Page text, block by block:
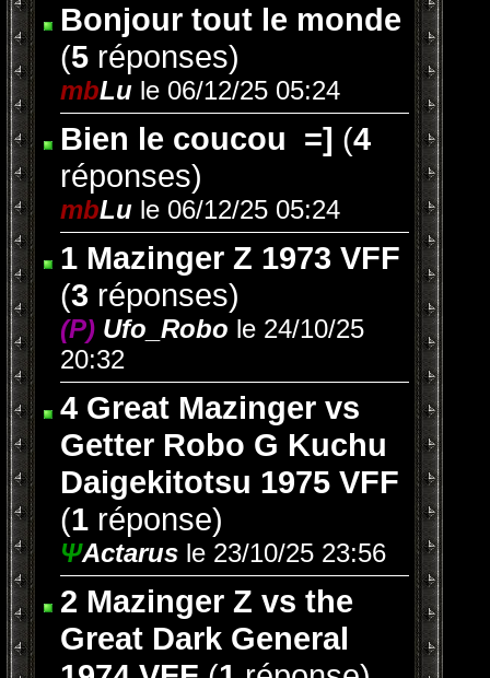
Bonjour tout le monde
(5 réponses)
mbLu le 06/12/25 05:24
Bien le coucou ‌ =] (4
réponses)
mbLu le 06/12/25 05:24
1 Mazinger Z 1973 VFF
(3 réponses)
(P) Ufo_Robo le 24/10/25
20:32
4 Great Mazinger vs
Getter Robo G Kuchu
Daigekitotsu 1975 VFF
(1 réponse)
ΨActarus le 23/10/25 23:56
2 Mazinger Z vs the
Great Dark General